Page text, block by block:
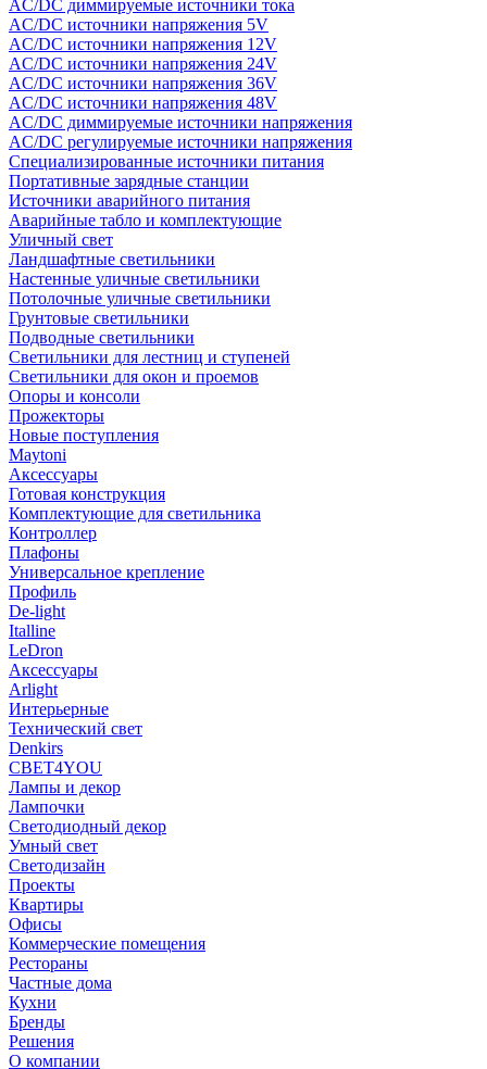
AC/DC диммируемые источники тока
AC/DC источники напряжения 5V
AC/DC источники напряжения 12V
AC/DC источники напряжения 24V
AC/DC источники напряжения 36V
AC/DC источники напряжения 48V
AC/DC диммируемые источники напряжения
AC/DC регулируемые источники напряжения
Специализированные источники питания
Портативные зарядные станции
Источники аварийного питания
Аварийные табло и комплектующие
Уличный свет
Ландшафтные светильники
Настенные уличные светильники
Потолочные уличные светильники
Грунтовые светильники
Подводные светильники
Светильники для лестниц и ступеней
Светильники для окон и проемов
Опоры и консоли
Прожекторы
Новые поступления
Maytoni
Аксессуары
Готовая конструкция
Комплектующие для светильника
Контроллер
Плафоны
Универсальное крепление
Профиль
De-light
Italline
LeDron
Аксессуары
Arlight
Интерьерные
Технический свет
Denkirs
СВЕТ4YOU
Лампы и декор
Лампочки
Светодиодный декор
Умный свет
Светодизайн
Проекты
Квартиры
Офисы
Коммерческие помещения
Рестораны
Частные дома
Кухни
Бренды
Решения
О компании